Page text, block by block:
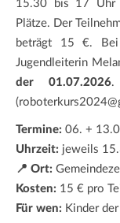
15.30 bis 17 Uhr
Plätze. Der
beträgt 15 €. Bei
Jugendleiterin
der 01.07.2026.
Termine: 06. +
Uhrzeit: jeweils
📍 Ort:
Kosten: 15 € pro
Für wen: Kinder